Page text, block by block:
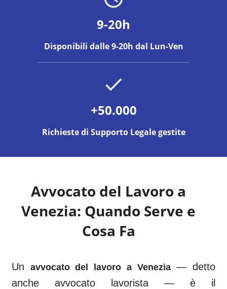
9-20h
Disponibili dalle 9-20h dal Lun-Ven
+50.000
Richieste di Supporto Legale gestite
Avvocato del Lavoro a
Venezia: Quando Serve e
Cosa Fa
Un avvocato del lavoro a Venezia— detto
anche avvocato lavorista — è il